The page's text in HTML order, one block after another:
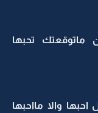
تحبها
والا مااحبها